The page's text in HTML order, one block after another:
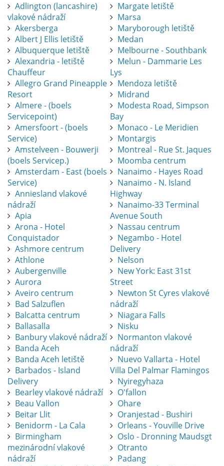
Adlington (lancashire)
vlakové nádraží
Akersberga
Albert J Ellis letiště
Albuquerque letiště
Alexandria - letiště
Chauffeur
Allegro Grand Pineapple
Resort
Almere - (boels
Servicepoint)
Amersfoort - (boels
Service)
Amstelveen - Bouwerji
(boels Servicep.)
Amsterdam - East (boels
Service)
Anniesland vlakové
nádraží
Apia
Arona - Hotel
Conquistador
Ashmore centrum
Athlone
Aubergenville
Aurora
Aveiro centrum
Bad Salzuflen
Balcatta centrum
Ballasalla
Banbury vlakové nádraží
Banda Aceh
Banda Aceh letiště
Barbados - Island
Delivery
Bearley vlakové nádraží
Beau Vallon
Beitar Llit
Benidorm - La Cala
Birmingham
mezinárodní vlakové
nádraží
Margate letiště
Marsa
Maryborough letiště
Medan
Melbourne - Southbank
Melun - Dammarie Les
Lys
Mendoza letiště
Midrand
Modesta Road, Simpson
Bay
Monaco - Le Meridien
Montargis
Montreal - Rue St. Jaques
Moomba centrum
Nanaimo - Hayes Road
Nanaimo - N. Island
Highway
Nanaimo-33 Terminal
Avenue South
Nassau centrum
Negambo - Hotel
Delivery
Nelson
New York: East 31st
Street
Newton St Cyres vlakové
nádraží
Niagara Falls
Nisku
Normanton vlakové
nádraží
Nuevo Vallarta - Hotel
Villa Del Palmar Flamingos
Nyiregyhaza
O'fallon
Ohare
Oranjestad - Bushiri
Orleans - Youville Drive
Oslo - Dronning Maudsgt
Otranto
Padang